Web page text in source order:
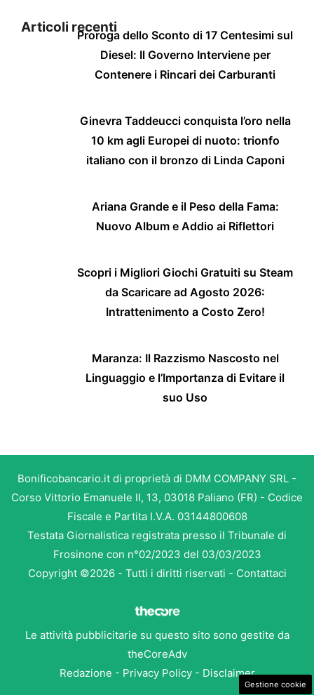
Articoli recentiProroga dello Sconto di 17 Centesimi sul
Diesel: Il Governo Interviene per
Contenere i Rincari dei Carburanti
Ginevra Taddeucci conquista l’oro nella
10 km agli Europei di nuoto: trionfo
italiano con il bronzo di Linda Caponi
Ariana Grande e il Peso della Fama:
Nuovo Album e Addio ai Riflettori
Scopri i Migliori Giochi Gratuiti su Steam
da Scaricare ad Agosto 2026:
Intrattenimento a Costo Zero!
Maranza: Il Razzismo Nascosto nel
Linguaggio e l’Importanza di Evitare il
suo Uso
Bonificobancario.it di proprietà di DMM COMPANY SRL -
Corso Vittorio Emanuele II, 13, 03018 Paliano (FR) - Codice
Fiscale e Partita I.V.A. 03144800608
Testata Giornalistica registrata presso il Tribunale di
Frosinone con n°02/2023 del 03/03/2023
Copyright ©2026 - Tutti i diritti riservati - Contattaci
Le attività pubblicitarie su questo sito sono gestite da
theCoreAdv
Redazione - Privacy Policy- Disclaimer
Gestione cookie